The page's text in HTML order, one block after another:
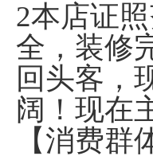
2本店证照
全，装修
回头客，
阔！现在
【消费群